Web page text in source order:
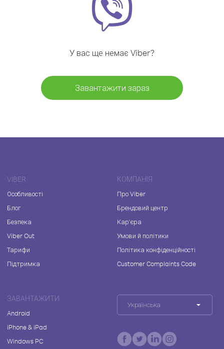
У вас ще немає Viber?
Завантажити зараз
VIBER
Особливості
Блог
Безпека
Viber Out
Тарифи
Підтримка
КОМПАНІЯ
Про Viber
Брендовий центр
Кар'єра
Умови й політики
Політика конфіденційності
Customer Complaints Code
ЗАВАНТАЖИТИ
Android
iPhone & iPad
Windows PC
Українська